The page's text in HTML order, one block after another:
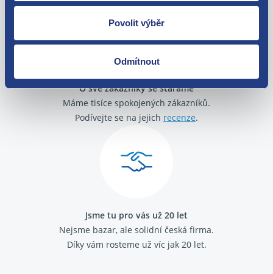
Povolit výběr
Odmítnout
O své zákazníky se staráme
Máme tisíce spokojených zákazníků.
Podívejte se na jejich recenze.
Jsme tu pro vás už 20 let
Nejsme bazar, ale solidní česká firma.
Díky vám rosteme už víc jak 20 let.